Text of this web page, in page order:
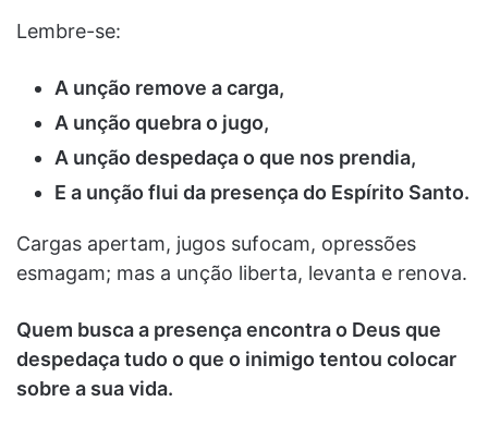
Lembre-se:
A unção remove a carga,
A unção quebra o jugo,
A unção despedaça o que nos prendia,
E a unção flui da presença do Espírito Santo.
Cargas apertam, jugos sufocam, opressões
esmagam; mas a unção liberta, levanta e renova.
Quem busca a presença encontra o Deus que
despedaça tudo o que o inimigo tentou colocar
sobre a sua vida.